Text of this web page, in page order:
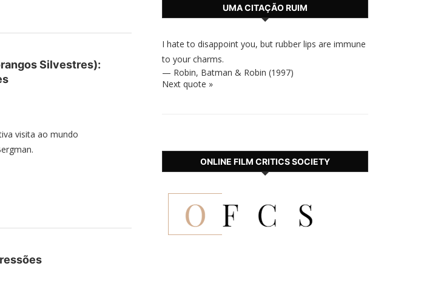
Silvestres):
visita ao mundo
UMA CITAÇÃO RUIM
I hate to disappoint you, but rubber lips are immune
to your charms.
— Robin, Batman & Robin (1997)
Next quote »
ONLINE FILM CRITICS SOCIETY